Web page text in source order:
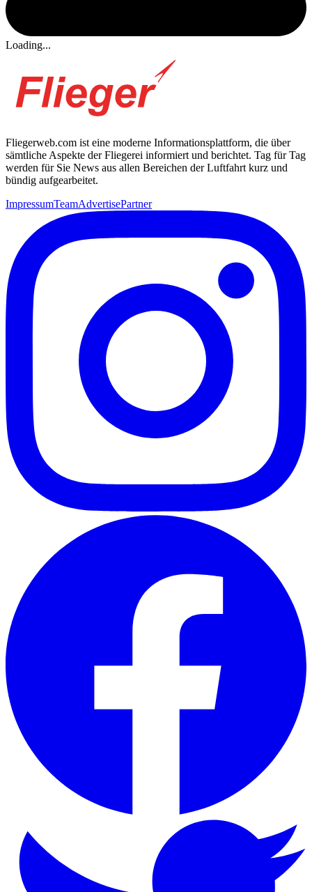
Loading...
Fliegerweb.com ist eine moderne Informationsplattform, die über
sämtliche Aspekte der Fliegerei informiert und berichtet. Tag für Tag
werden für Sie News aus allen Bereichen der Luftfahrt kurz und
bündig aufgearbeitet.
ImpressumTeamAdvertisePartner